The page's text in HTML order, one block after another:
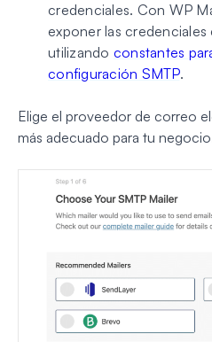
credenciales. Con WP
exponer las
utilizando constantes
configuración SMTP.
Elige el proveedor de correo
más adecuado para tu